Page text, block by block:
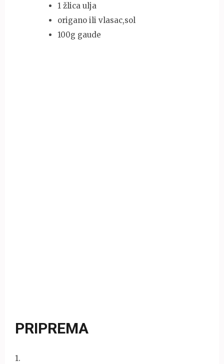
1 žlica ulja
origano ili vlasac,sol
100g gaude
PRIPREMA
1.